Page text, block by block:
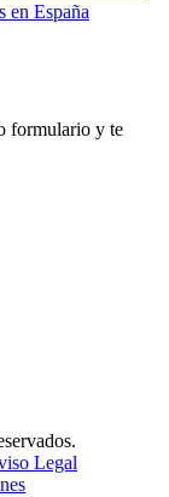
en España
formulario y te
Legal